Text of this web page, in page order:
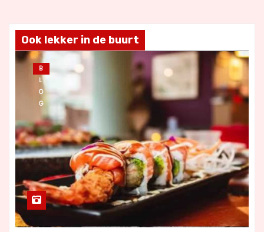
Ook lekker in de buurt
B
L
O
G